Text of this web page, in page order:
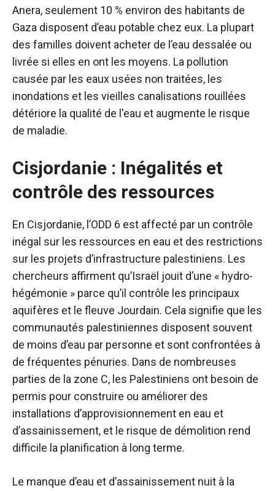
Anera, seulement 10 % environ des habitants de
Gaza disposent d’eau potable chez eux. La plupart
des familles doivent acheter de l’eau dessalée ou
livrée si elles en ont les moyens. La pollution
causée par les eaux usées non traitées, les
inondations et les vieilles canalisations rouillées
détériore la qualité de l'eau et augmente le risque
de maladie.
Cisjordanie : Inégalités et
contrôle des ressources
En Cisjordanie, l’ODD 6 est affecté par un contrôle
inégal sur les ressources en eau et des restrictions
sur les projets d’infrastructure palestiniens. Les
chercheurs affirment qu’Israël jouit d’une « hydro-
hégémonie » parce qu’il contrôle les principaux
aquifères et le fleuve Jourdain. Cela signifie que les
communautés palestiniennes disposent souvent
de moins d’eau par personne et sont confrontées à
de fréquentes pénuries. Dans de nombreuses
parties de la zone C, les Palestiniens ont besoin de
permis pour construire ou améliorer des
installations d’approvisionnement en eau et
d’assainissement, et le risque de démolition rend
difficile la planification à long terme.
Le manque d’eau et d’assainissement nuit à la